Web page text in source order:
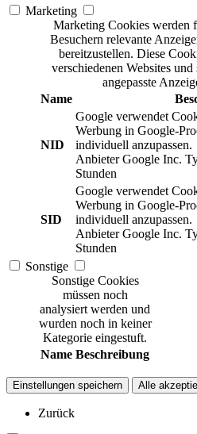
Marketing
Marketing Cookies werden
Besuchern relevante
bereitzustellen. Diese
verschiedenen Websites
angepasste
Name
NID
Google verwendet
Werbung in Google-
individuell anzupassen.
Anbieter Google Inc.
Stunden
SID
Google verwendet
Werbung in Google-
individuell anzupassen.
Anbieter Google Inc.
Stunden
Sonstige
Sonstige Cookies
müssen noch
analysiert werden und
wurden noch in keiner
Kategorie eingestuft.
Name Beschreibung
Einstellungen speichern Alle
Zurück